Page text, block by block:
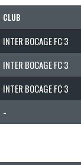
CLUB
INTER BOCAGE FC 3
INTER BOCAGE FC 3
INTER BOCAGE FC 3
-